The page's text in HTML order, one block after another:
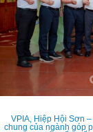
VPIA, Hiệp Hội Sơn
chung của ngành góp